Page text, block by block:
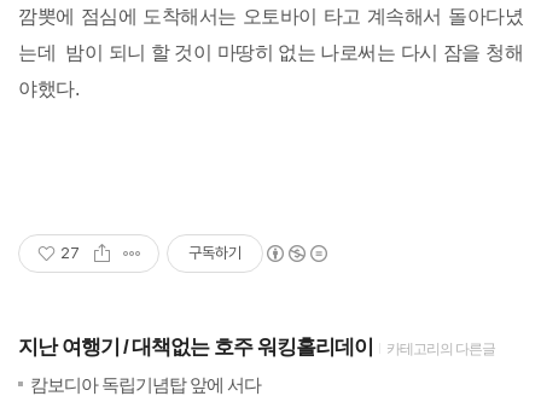
깜뽓에 점심에 도착해서는 오토바이 타고 계속해서 돌아다녔
는데 밤이 되니 할 것이 마땅히 없는 나로써는 다시 잠을 청해
야했다.
27 구독하기
지난 여행기 대책없는 호주 워킹홀리데이 카테고리의 다른글
캄보디아 독립기념탑 앞에 서다